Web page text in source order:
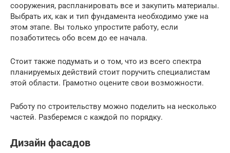
сооружения, распланировать все и закупить материалы.
Выбрать их, как и тип фундамента необходимо уже на
этом этапе. Вы только упростите работу, если
позаботитесь обо всем до ее начала.
Стоит также подумать и о том, что из всего спектра
планируемых действий стоит поручить специалистам
этой области. Грамотно оцените свои возможности.
Работу по строительству можно поделить на несколько
частей. Разберемся с каждой по порядку.
Дизайн фасадов